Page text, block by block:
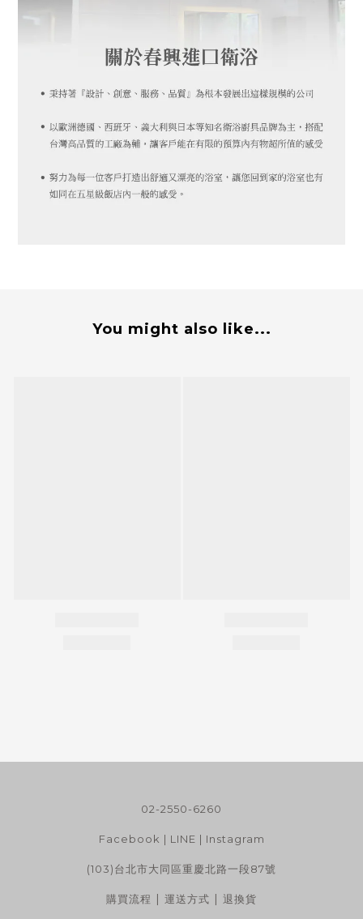
You might also like...
02-2550-6260
Facebook | LINE | Instagram
(103)台北市大同區重慶北路一段87號
購買流程 | 運送方式 | 退換貨